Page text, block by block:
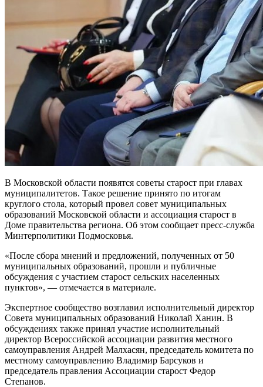
В Московской области появятся советы старост при главах
муниципалитетов. Такое решение принято по итогам
круглого стола, который провел совет муниципальных
образований Московской области и ассоциация старост в
Доме правительства региона. Об этом сообщает пресс-служба
Минтерполитики Подмосковья.
«После сбора мнений и предложений, полученных от 50
муниципальных образований, прошли и публичные
обсуждения с участием старост сельских населенных
пунктов», — отмечается в материале.
Экспертное сообщество возглавил исполнительный директор
Совета муниципальных образований Николай Ханин. В
обсуждениях также принял участие исполнительный
директор Всероссийской ассоциации развития местного
самоуправления Андрей Малхасян, председатель комитета по
местному самоуправлению Владимир Барсуков и
председатель правления Ассоциации старост Федор
Степанов.